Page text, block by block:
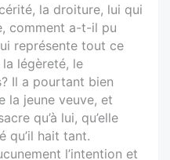
la droiture, lui qui
comment a-t-il pu
représente tout ce
la légèreté, le
Il a pourtant bien
la jeune veuve, et
qu’à lui, qu’elle
qu’il hait tant.
l’intention et